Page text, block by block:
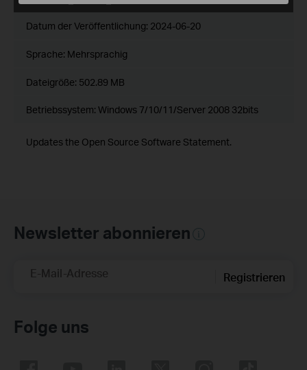
Datum der Veröffentlichung: 2024-06-20
Sprache: Mehrsprachig
Dateigröße: 502.89 MB
Betriebssystem: Windows 7/10/11/Server 2008 32bits
Updates the Open Source Software Statement.
Newsletter abonnieren
E-Mail-Adresse Registrieren
Folge uns